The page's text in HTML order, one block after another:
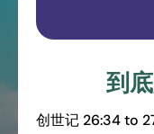
到
创世记 26:34 to